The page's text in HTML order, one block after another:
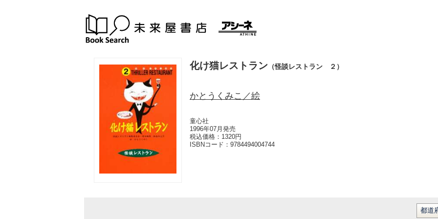
化け猫レストラン （怪談レストラン ２）
かとうくみこ／絵
童心社
1996年07月発売
税込価格：1320円
ISBNコード： 9784494004744